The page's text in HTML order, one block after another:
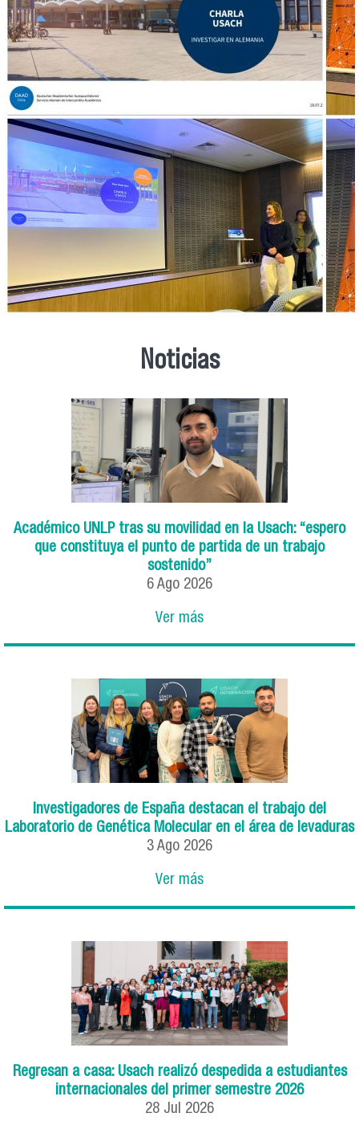
Noticias
Académico UNLP tras su movilidad en la Usach: “espero
que constituya el punto de partida de un trabajo
sostenido”
6 Ago 2026
Ver más
Investigadores de España destacan el trabajo del
Laboratorio de Genética Molecular en el área de levaduras
3 Ago 2026
Ver más
Regresan a casa: Usach realizó despedida a estudiantes
internacionales del primer semestre 2026
28 Jul 2026